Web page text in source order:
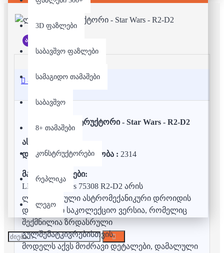
3D ფაზლები
საბავშვო ფაზლები
სამაგიდო თამაშები
საბავშვო
8+ თამაშები
კონსტრუქტორები
რეპლიკა
ლეგო
არ არის მარაგში
აღწერა
ლეგო/კონსტრუქტორი - Star Wars - R2-D2
ასაკი:
დეტალების რაოდენობა : 2314
მახასიათებლები:
LEGO Star Wars 75308 R2-D2 არის
ლეგენდარული ასტრომექანიკური დროიდის
დეტალური საკოლექციო ვერსია, რომელიც
შექმნილია ზრდასრული
გულშემატკივრებისთვის.
მოდელს აქვს მოძრავი დეტალები, დამალული